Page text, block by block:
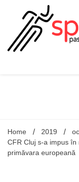
Home 2019
CFR Cluj s-a impus
primăvara europeană